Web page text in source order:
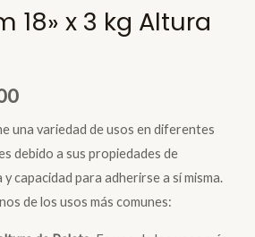
18» x 3 kg Altura
El
precio
actual
es:
una variedad de usos en diferentes
debido a sus propiedades de
capacidad para adherirse a sí misma.
de los usos más comunes: